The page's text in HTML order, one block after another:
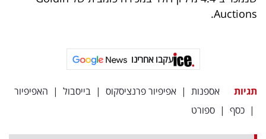
פרסמו
Auctions.
עקבו אחרינו
תגיות אספנות | אפיפיור פרנציסקוס | בייסבול | האפיפיור
| כסף | ספורט